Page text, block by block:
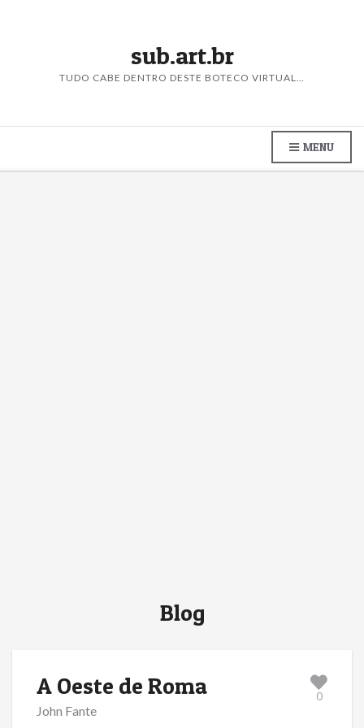
sub.art.br
TUDO CABE DENTRO DESTE BOTECO VIRTUAL…
MENU
Blog
A Oeste de Roma 0
John Fante